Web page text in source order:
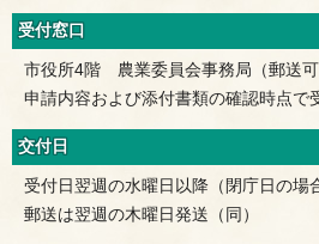
受付窓口
市役所4階 農業委員会事務局（郵送可
申請内容および添付書類の確認時点で
交付日
受付日翌週の水曜日以降（閉庁日の場
郵送は翌週の木曜日発送（同）